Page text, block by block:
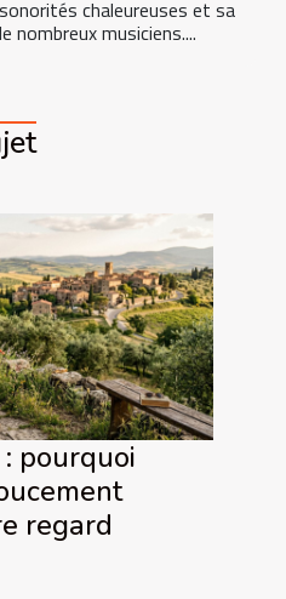
chaleureuses et sa
nombreux musiciens....
pourquoi
regard